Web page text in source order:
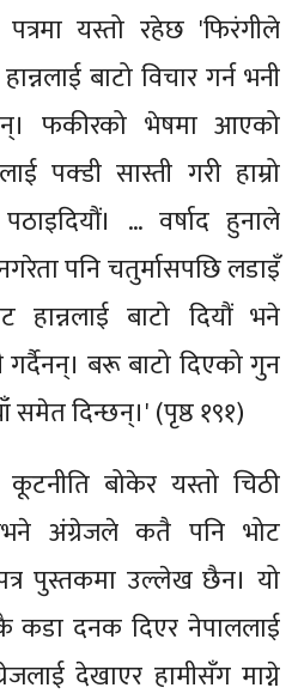
यस्तो रहेछ 'फिरंगीले
बाटो विचार गर्न भनी
फकीरको भेषमा आएको
पक्डी सास्ती गरी हाम्रो
… वर्षाद हुनाले
पनि चतुर्मासपछि लडाइँ
हान्नलाई बाटो दियौं भने
बरू बाटो दिएको गुन
समेत दिन्छन्।' (पृष्ठ १९१)
बोकेर यस्तो चिठी
अंग्रेजले कतै पनि भोट
पुस्तकमा उल्लेख छैन। यो
कडा दनक दिएर नेपाललाई
देखाएर हामीसँग माग्ने